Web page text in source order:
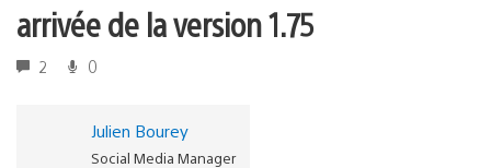
arrivée de la version 1.75
2 0
Julien Bourey
Social Media Manager